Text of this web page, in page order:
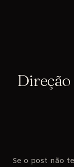
Direção
Se o post não